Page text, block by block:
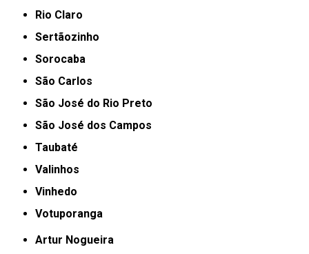
Rio Claro
Sertãozinho
Sorocaba
São Carlos
São José do Rio Preto
São José dos Campos
Taubaté
Valinhos
Vinhedo
Votuporanga
Artur Nogueira